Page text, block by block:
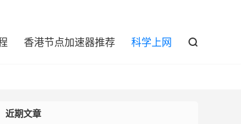
香港节点加速器推荐 科学上网 
近期文章